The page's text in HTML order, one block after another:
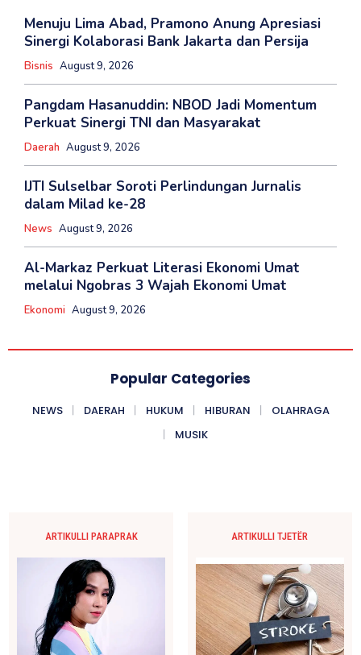
Menuju Lima Abad, Pramono Anung Apresiasi
Sinergi Kolaborasi Bank Jakarta dan Persija
Bisnis August 9, 2026
Pangdam Hasanuddin: NBOD Jadi Momentum
Perkuat Sinergi TNI dan Masyarakat
Daerah August 9, 2026
IJTI Sulselbar Soroti Perlindungan Jurnalis
dalam Milad ke-28
News August 9, 2026
Al-Markaz Perkuat Literasi Ekonomi Umat
melalui Ngobras 3 Wajah Ekonomi Umat
Ekonomi August 9, 2026
Popular Categories
NEWS DAERAH HUKUM HIBURAN
OLAHRAGA
MUSIK
ARTIKULLI PARAPRAK ARTIKULLI TJETËR